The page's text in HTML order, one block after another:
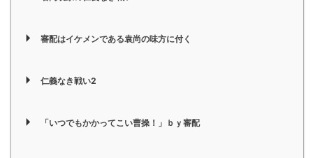
審配はイケメンである袁尚の味方に付く
仁義なき戦い2
「いつでもかかってこい曹操！」ｂｙ審配